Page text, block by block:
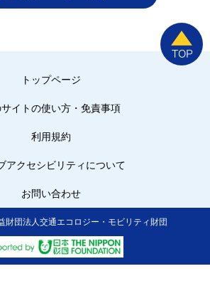
トップページ
サイトの使い方・免責事項
利用規約
アクセシビリティについて
お問い合わせ
財団法人交通エコロジー・モビリティ財団